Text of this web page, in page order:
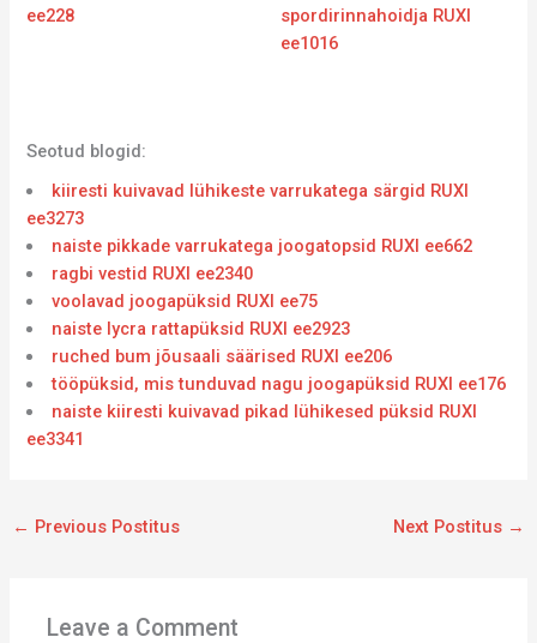
ee228
spordirinnahoidja RUXI
ee1016
Seotud blogid:
kiiresti kuivavad lühikeste varrukatega särgid RUXI
ee3273
naiste pikkade varrukatega joogatopsid RUXI ee662
ragbi vestid RUXI ee2340
voolavad joogapüksid RUXI ee75
naiste lycra rattapüksid RUXI ee2923
ruched bum jõusaali säärised RUXI ee206
tööpüksid, mis tunduvad nagu joogapüksid RUXI ee176
naiste kiiresti kuivavad pikad lühikesed püksid RUXI
ee3341
← Previous Postitus Next Postitus →
Leave a Comment